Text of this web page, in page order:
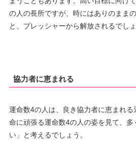
の人の長所ですが、時にはありのまま
と、プレッシャーから解放されるでしょ
協力者に恵まれる
運命数4の人は、良き協力者に恵まれ
命に頑張る運命数4の人の姿を見て、多
い」と考えるでしょう。